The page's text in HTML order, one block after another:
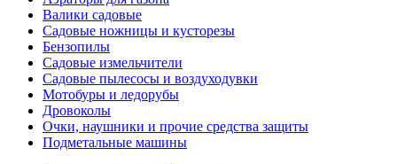
Валики садовые
Садовые ножницы и кусторезы
Бензопилы
Садовые измельчители
Садовые пылесосы и воздуходувки
Мотобуры и ледорубы
Дровоколы
Очки, наушники и прочие средства защиты
Подметальные машины